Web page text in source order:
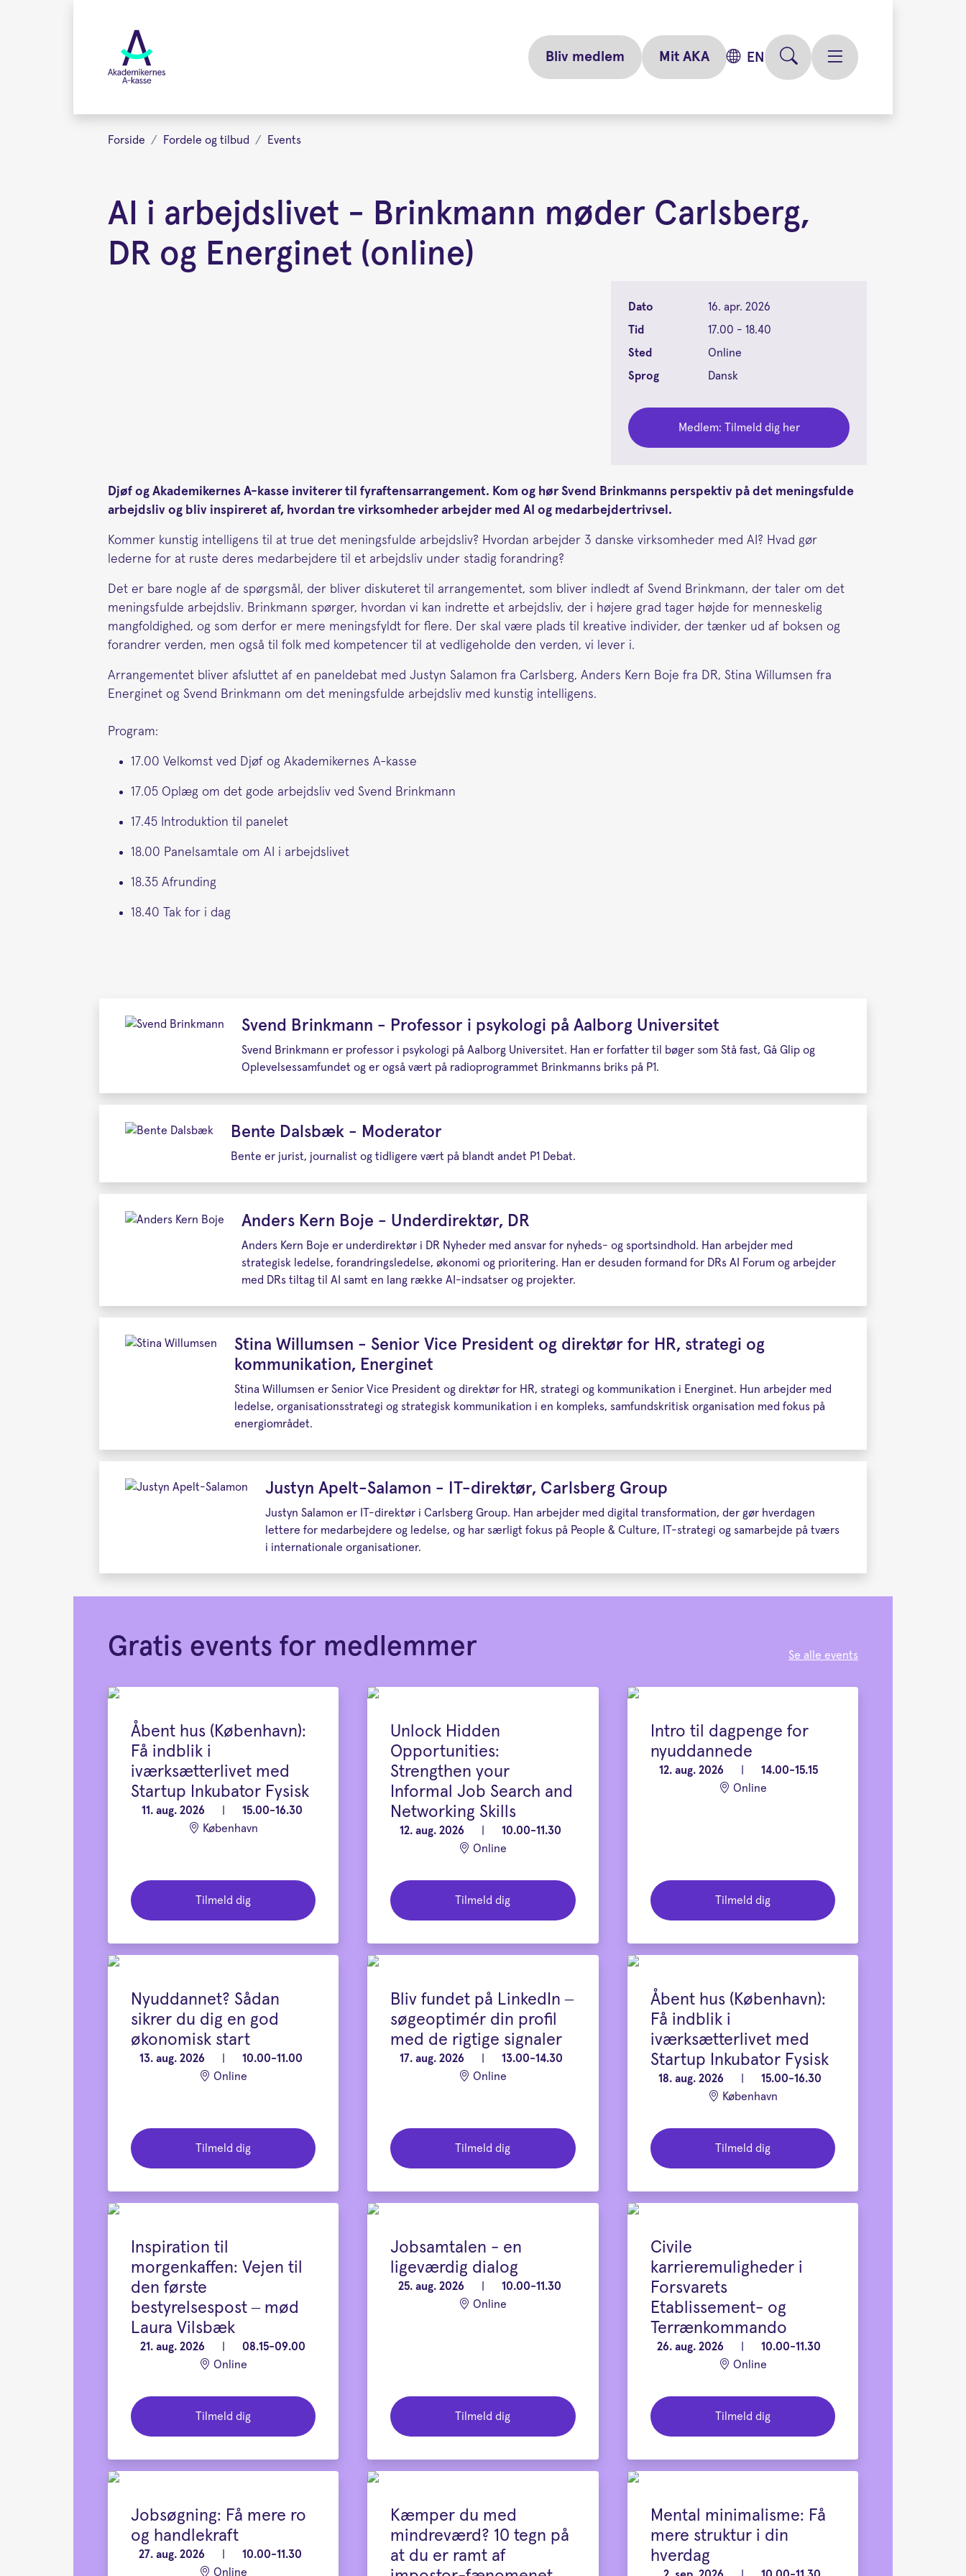
Bliv medlem Mit AKA EN
Forside Fordele og tilbud Events
AI i arbejdslivet - Brinkmann møder Carlsberg,
DR og Energinet (online)
Dato
16. apr. 2026
Tid
17.00 - 18.40
Sted
Online
Sprog
Dansk
Medlem: Tilmeld dig her
Djøf og Akademikernes A-kasse inviterer til fyraftensarrangement. Kom og hør Svend Brinkmanns perspektiv på det meningsfulde
arbejdsliv og bliv inspireret af, hvordan tre virksomheder arbejder med AI og medarbejdertrivsel.
Kommer kunstig intelligens til at true det meningsfulde arbejdsliv? Hvordan arbejder 3 danske virksomheder med AI? Hvad gør
lederne for at ruste deres medarbejdere til et arbejdsliv under stadig forandring?
Det er bare nogle af de spørgsmål, der bliver diskuteret til arrangementet, som bliver indledt af Svend Brinkmann, der taler om det
meningsfulde arbejdsliv. Brinkmann spørger, hvordan vi kan indrette et arbejdsliv, der i højere grad tager højde for menneskelig
mangfoldighed, og som derfor er mere meningsfyldt for flere. Der skal være plads til kreative individer, der tænker ud af boksen og
forandrer verden, men også til folk med kompetencer til at vedligeholde den verden, vi lever i.
Arrangementet bliver afsluttet af en paneldebat med Justyn Salamon fra Carlsberg, Anders Kern Boje fra DR, Stina Willumsen fra
Energinet og Svend Brinkmann om det meningsfulde arbejdsliv med kunstig intelligens.
Program:
17.00 Velkomst ved Djøf og Akademikernes A-kasse
17.05 Oplæg om det gode arbejdsliv ved Svend Brinkmann
17.45 Introduktion til panelet
18.00 Panelsamtale om AI i arbejdslivet
18.35 Afrunding
18.40 Tak for i dag
Svend Brinkmann - Professor i psykologi på Aalborg Universitet
Svend Brinkmann er professor i psykologi på Aalborg Universitet. Han er forfatter til bøger som Stå fast, Gå Glip og
Oplevelsessamfundet og er også vært på radioprogrammet Brinkmanns briks på P1.
Bente Dalsbæk - Moderator
Bente er jurist, journalist og tidligere vært på blandt andet P1 Debat.
Anders Kern Boje - Underdirektør, DR
Anders Kern Boje er underdirektør i DR Nyheder med ansvar for nyheds- og sportsindhold. Han arbejder med
strategisk ledelse, forandringsledelse, økonomi og prioritering. Han er desuden formand for DRs AI Forum og arbejder
med DRs tiltag til AI samt en lang række AI-indsatser og projekter.
Stina Willumsen - Senior Vice President og direktør for HR, strategi og
kommunikation, Energinet
Stina Willumsen er Senior Vice President og direktør for HR, strategi og kommunikation i Energinet. Hun arbejder med
ledelse, organisationsstrategi og strategisk kommunikation i en kompleks, samfundskritisk organisation med fokus på
energiområdet.
Justyn Apelt-Salamon - IT-direktør, Carlsberg Group
Justyn Salamon er IT-direktør i Carlsberg Group. Han arbejder med digital transformation, der gør hverdagen
lettere for medarbejdere og ledelse, og har særligt fokus på People & Culture, IT-strategi og samarbejde på tværs
i internationale organisationer.
Gratis events for medlemmer Se alle events
Åbent hus (København):
Få indblik i
iværksætterlivet med
Startup Inkubator Fysisk
11. aug. 2026
15.00-16.30
København
Tilmeld dig
Unlock Hidden
Opportunities:
Strengthen your
Informal Job Search and
Networking Skills
12. aug. 2026
10.00-11.30
Online
Tilmeld dig
Intro til dagpenge for
nyuddannede
12. aug. 2026
14.00-15.15
Online
Tilmeld dig
Nyuddannet? Sådan
sikrer du dig en god
økonomisk start
13. aug. 2026
10.00-11.00
Online
Tilmeld dig
Bliv fundet på LinkedIn –
søgeoptimér din profil
med de rigtige signaler
17. aug. 2026
13.00-14.30
Online
Tilmeld dig
Åbent hus (København):
Få indblik i
iværksætterlivet med
Startup Inkubator Fysisk
18. aug. 2026
15.00-16.30
København
Tilmeld dig
Inspiration til
morgenkaffen: Vejen til
den første
bestyrelsespost – mød
Laura Vilsbæk
21. aug. 2026
08.15-09.00
Online
Tilmeld dig
Jobsamtalen - en
ligeværdig dialog
25. aug. 2026
10.00-11.30
Online
Tilmeld dig
Civile
karrieremuligheder i
Forsvarets
Etablissement- og
Terrænkommando
26. aug. 2026
10.00-11.30
Online
Tilmeld dig
Jobsøgning: Få mere ro
og handlekraft
27. aug. 2026
10.00-11.30
Online
Kæmper du med
mindreværd? 10 tegn på
at du er ramt af
Mental minimalisme: Få
mere struktur i din
hverdag